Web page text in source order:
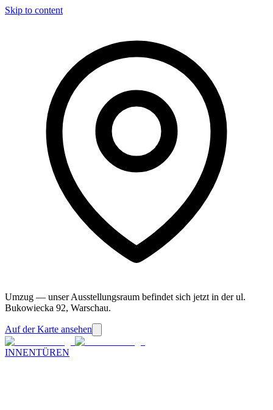
Skip to content
Umzug — unser Ausstellungsraum befindet sich jetzt in der ul.
Bukowiecka 92, Warschau.
Auf der Karte ansehen
INNENTÜREN